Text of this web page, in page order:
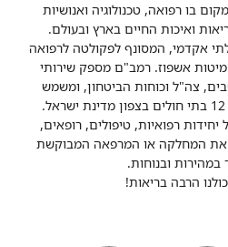
בו רפואה, טכנולוגיה ואנושיות
ואיכות החיים בארץ ובעולם.
אקדמי, המסונף לפקולטה לרפואה
של הטכניון ומונה כ- 1000 מיטות אשפוז. רמב"ם מספק שירותי
לכ-2,700,000 תושבים, צה"ל וכוחות הביטחון, ומשמש
רפואיות, טיפולים, רופאים,
את המחלקה או המרפאה המבוקשת
במהירות ובנוחות.
הרבה בריאות!